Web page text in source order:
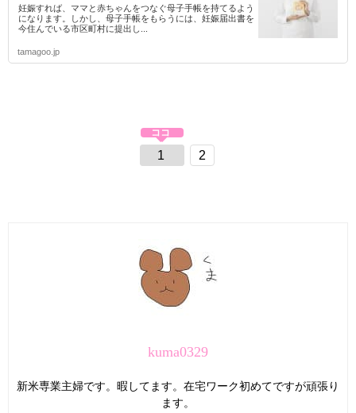
妊娠すれば、ママと赤ちゃんをつなぐ母子手帳を持てるよう
になります。しかし、母子手帳をもらうには、妊娠届出書を
今住んでいる市区町村に提出し...
tamagoo.jp
1 2
kuma0329
新米専業主婦です。暇してます。在宅ワーク初めてですが頑張り
ます。